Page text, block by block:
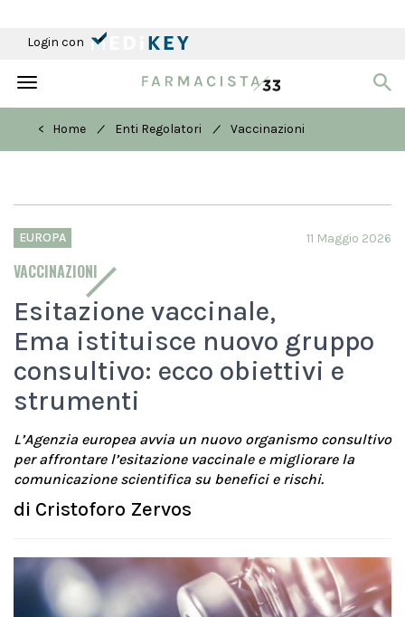
Login con
Toggle
< Home
/ Enti Regolatori / Vaccinazioni
EUROPA
VACCINAZIONI
11 Maggio 2026
Esitazione vaccinale,
Ema istituisce nuovo gruppo
consultivo: ecco obiettivi e
strumenti
L’Agenzia europea avvia un nuovo organismo consultivo
per affrontare l’esitazione vaccinale e migliorare la
comunicazione scientifica su benefici e rischi.
di Cristoforo Zervos